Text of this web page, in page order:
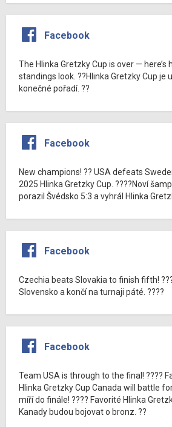
Facebook
The Hlinka Gretzky Cup is over — here’s
standings look. ??Hlinka Gretzky Cup je
konečné pořadí. ??
Facebook
New champions! ?? USA defeats
2025 Hlinka Gretzky Cup. ????Noví
porazil Švédsko 5:3 a vyhrál Hlinka
Facebook
Czechia beats Slovakia to finish fifth!
Slovensko a končí na turnaji páté. ????
Facebook
Team USA is through to the final! ????
Hlinka Gretzky Cup Canada will battle
míří do finále! ???? Favorité Hlinka
Kanady budou bojovat o bronz. ??